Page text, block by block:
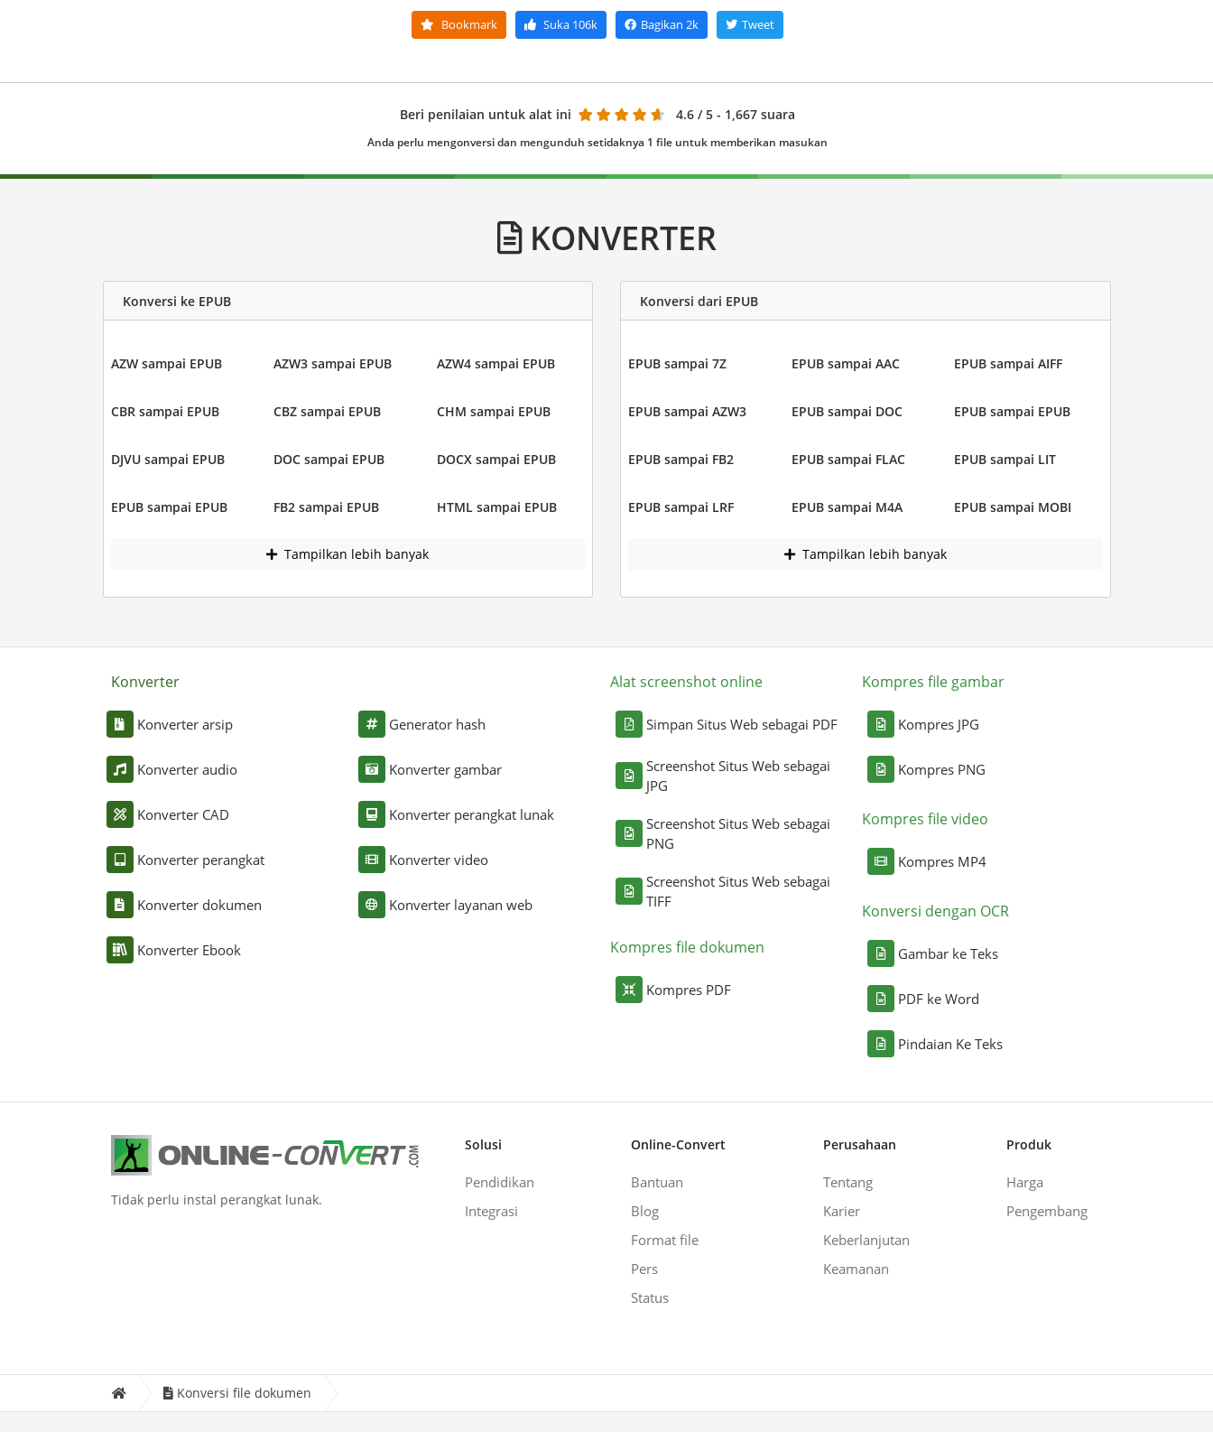
Bookmark Suka 106k Bagikan 2k Tweet
Beri penilaian untuk alat ini 4.6 / 5 - 1,667 suara
Anda perlu mengonversi dan mengunduh setidaknya 1 file untuk memberikan masukan
KONVERTER
Konversi ke EPUB
AZW sampai EPUB AZW3 sampai EPUB AZW4 sampai EPUB
CBR sampai EPUB CBZ sampai EPUB CHM sampai EPUB
DJVU sampai EPUB DOC sampai EPUB DOCX sampai EPUB
EPUB sampai EPUB FB2 sampai EPUB HTML sampai EPUB
Tampilkan lebih banyak
Konversi dari EPUB
EPUB sampai 7Z EPUB sampai AAC EPUB sampai AIFF
EPUB sampai AZW3 EPUB sampai DOC EPUB sampai EPUB
EPUB sampai FB2 EPUB sampai FLAC EPUB sampai LIT
EPUB sampai LRF EPUB sampai M4A EPUB sampai MOBI
Tampilkan lebih banyak
Konverter
Konverter arsip
Konverter audio
Konverter CAD
Konverter perangkat
Konverter dokumen
Konverter Ebook
Generator hash
Konverter gambar
Konverter perangkat lunak
Konverter video
Konverter layanan web
Alat screenshot online
Simpan Situs Web sebagai PDF
Screenshot Situs Web sebagai
JPG
Screenshot Situs Web sebagai
PNG
Screenshot Situs Web sebagai
TIFF
Kompres file dokumen
Kompres PDF
Kompres file gambar
Kompres JPG
Kompres PNG
Kompres file video
Kompres MP4
Konversi dengan OCR
Gambar ke Teks
PDF ke Word
Pindaian Ke Teks
Tidak perlu instal perangkat lunak.
Solusi
Pendidikan
Integrasi
Online-Convert
Bantuan
Blog
Format file
Pers
Status
Perusahaan
Tentang
Karier
Keberlanjutan
Keamanan
Produk
Harga
Pengembang
Konversi file dokumen